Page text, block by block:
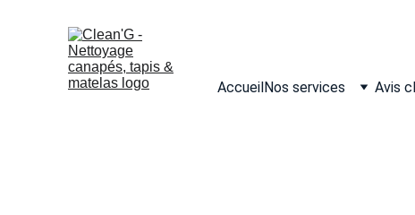
AccueilNos services Avis